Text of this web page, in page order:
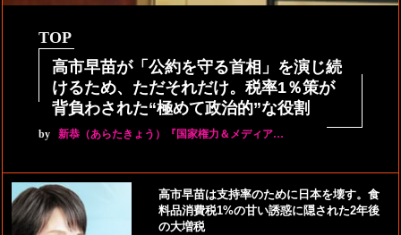
TOP
高市早苗が「公約を守る首相」を演じ続
けるため、ただそれだけ。税率1％策が
背負わされた“極めて政治的”な役割
by 新恭（あらたきょう）『国家権力＆メディア…
高市早苗は支持率のために日本を壊す。食
料品消費税1%の甘い誘惑に隠された2年後
の大増税